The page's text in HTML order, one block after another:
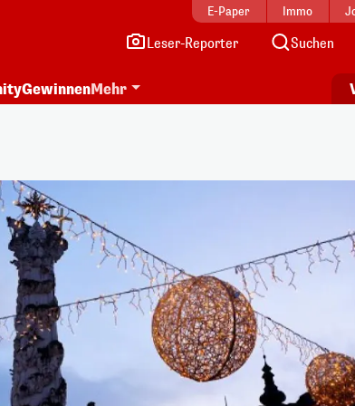
E-Paper Immo
Leser-Reporter Suchen
GewinnenMehr